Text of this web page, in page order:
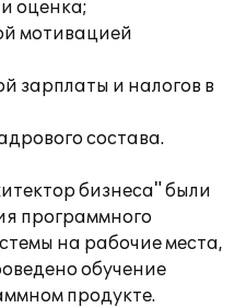
оценка;
мотивацией
зарплаты и налогов в
состава.
бизнеса" были
программного
на рабочие места,
обучение
продукте.